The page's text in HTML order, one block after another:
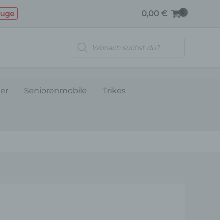
0,00 €
Products
search
Seniorenmobile Trikes